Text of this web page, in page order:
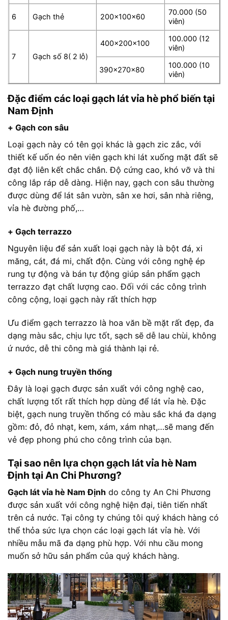
6 Gạch thẻ 200x100x60
70.000 (50
viên)
7 Gạch số 8( 2 lỗ)
400x200x100
100.000 (12
viên)
390x270x80
100.000 (10
viên)
Đặc điểm các loại gạch lát vỉa hè phổ biến tại
Nam Định
+ Gạch con sâu
Loại gạch này có tên gọi khác là gạch zic zắc, với
thiết kế uốn éo nên viên gạch khi lát xuống mặt đất sẽ
đạt độ liên kết chắc chắn. Độ cứng cao, khó vỡ và thi
công lắp ráp dễ dàng. Hiện nay, gạch con sâu thường
được dùng để lát sân vườn, sân xe hơi, sân nhà riêng,
vỉa hè đường phố,…
+ Gạch terrazzo
Nguyên liệu để sản xuất loại gạch này là bột đá, xi
măng, cát, đá mi, chất độn. Cùng với công nghệ ép
rung tự động và bán tự động giúp sản phẩm gạch
terrazzo đạt chất lượng cao. Đối với các công trình
công cộng, loại gạch này rất thích hợp
Ưu điểm gạch terrazzo là hoa văn bề mặt rất đẹp, đa
dạng màu sắc, chịu lực tốt, sạch sẽ dễ lau chùi, không
ứ nước, dễ thi công mà giá thành lại rẻ.
+ Gạch nung truyền thống
Đây là loại gạch được sản xuất với công nghệ cao,
chất lượng tốt rất thích hợp dùng để lát vỉa hè. Đặc
biệt, gạch nung truyền thống có màu sắc khá đa dạng
gồm: đỏ, đỏ nhạt, kem, xám, xám nhạt,…sẽ mang đến
vẻ đẹp phong phú cho công trình của bạn.
Tại sao nên lựa chọn gạch lát vỉa hè Nam
Định tại An Chi Phương?
Gạch lát vỉa hè Nam Định do công ty An Chi Phương
được sản xuất với công nghệ hiện đại, tiên tiến nhất
trên cả nước. Tại công ty chúng tôi quý khách hàng có
thể thỏa sức lựa chọn các loại gạch lát vỉa hè. Với
nhiều mẫu mã đa dạng phù hợp. Với nhu cầu mong
muốn sở hữu sản phẩm của quý khách hàng.